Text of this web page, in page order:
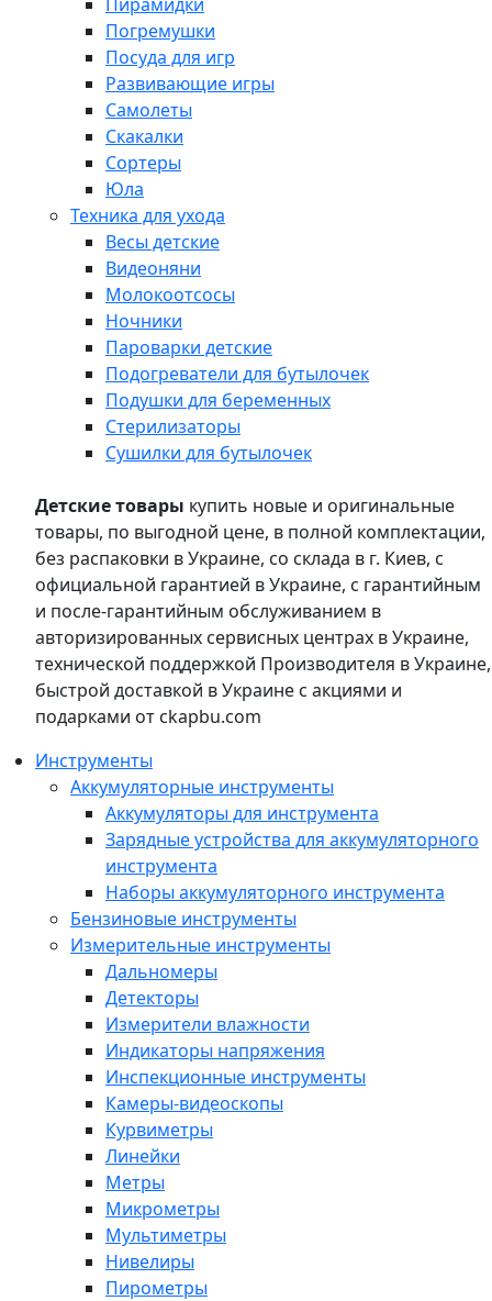
Погремушки
Посуда для игр
Развивающие игры
Самолеты
Скакалки
Сортеры
Юла
Техника для ухода
Весы детские
Видеоняни
Молокоотсосы
Ночники
Пароварки детские
Подогреватели для бутылочек
Подушки для беременных
Стерилизаторы
Сушилки для бутылочек
Детские товары купить новые и оригинальные
товары, по выгодной цене, в полной комплектации,
без распаковки в Украине, со склада в г. Киев, с
официальной гарантией в Украине, с гарантийным
и после-гарантийным обслуживанием в
авторизированных сервисных центрах в Украине,
технической поддержкой Производителя в Украине,
быстрой доставкой в Украине с акциями и
подарками от ckapbu.com
Инструменты
Аккумуляторные инструменты
Аккумуляторы для инструмента
Зарядные устройства для аккумуляторного
инструмента
Наборы аккумуляторного инструмента
Бензиновые инструменты
Измерительные инструменты
Дальномеры
Детекторы
Измерители влажности
Индикаторы напряжения
Инспекционные инструменты
Камеры-видеоскопы
Курвиметры
Линейки
Метры
Микрометры
Мультиметры
Нивелиры
Пирометры